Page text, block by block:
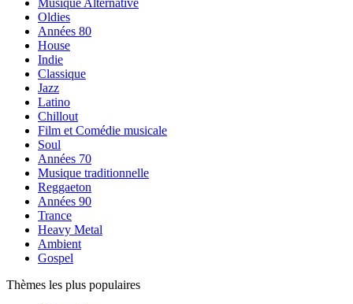
Musique Alternative
Oldies
Années 80
House
Indie
Classique
Jazz
Latino
Chillout
Film et Comédie musicale
Soul
Années 70
Musique traditionnelle
Reggaeton
Années 90
Trance
Heavy Metal
Ambient
Gospel
Thèmes les plus populaires